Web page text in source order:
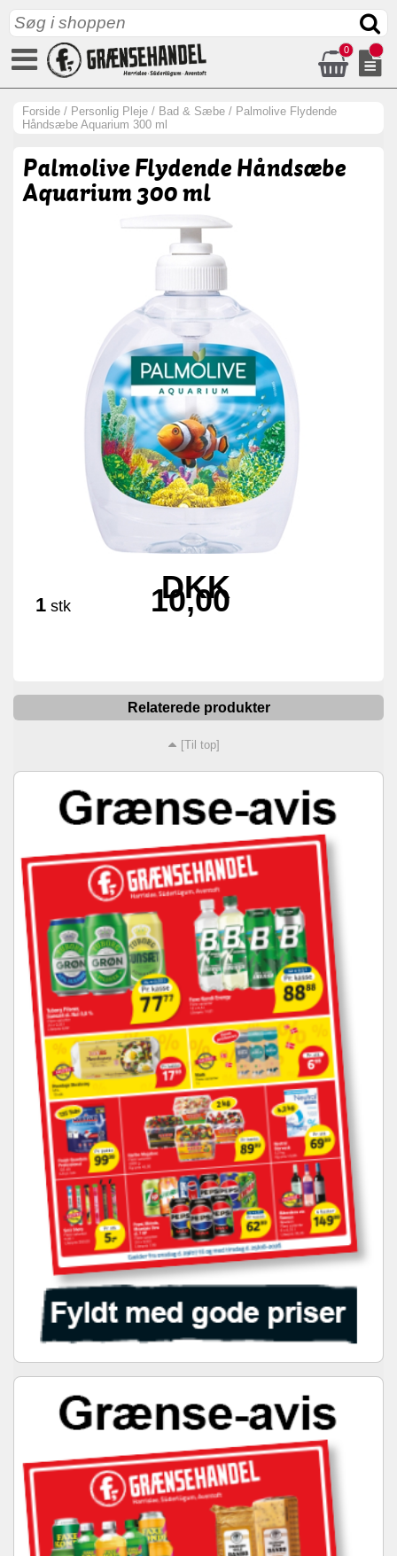
0
Forside / Personlig Pleje / Bad & Sæbe / Palmolive Flydende
Håndsæbe Aquarium 300 ml
Palmolive Flydende Håndsæbe
Aquarium 300 ml
1 stk
DKK
10,00
Relaterede produkter
[Til top]